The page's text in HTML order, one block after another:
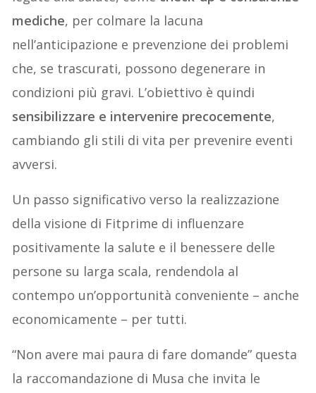
mediche, per colmare la lacuna
nell’anticipazione e prevenzione dei problemi
che, se trascurati, possono degenerare in
condizioni più gravi. L’obiettivo è quindi
sensibilizzare e intervenire precocemente,
cambiando gli stili di vita per prevenire eventi
avversi.
Un passo significativo verso la realizzazione
della visione di Fitprime di influenzare
positivamente la salute e il benessere delle
persone su larga scala, rendendola al
contempo un’opportunità conveniente – anche
economicamente – per tutti.
“Non avere mai paura di fare domande” questa
la raccomandazione di Musa che invita le